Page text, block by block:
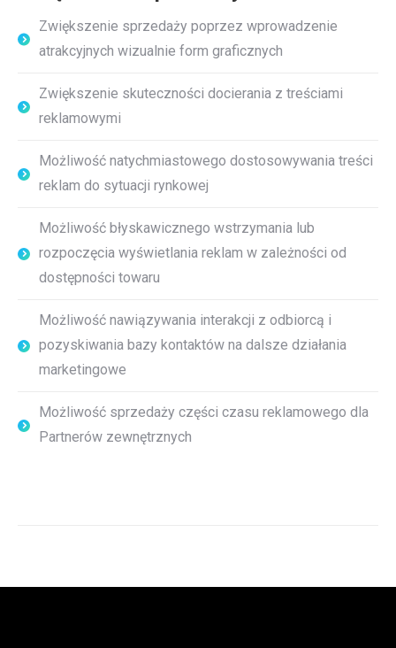
Zwiększenie sprzedaży poprzez wprowadzenie
atrakcyjnych wizualnie form graficznych
Zwiększenie skuteczności docierania z treściami
reklamowymi
Możliwość natychmiastowego dostosowywania treści
reklam do sytuacji rynkowej
Możliwość błyskawicznego wstrzymania lub
rozpoczęcia wyświetlania reklam w zależności od
dostępności towaru
Możliwość nawiązywania interakcji z odbiorcą i
pozyskiwania bazy kontaktów na dalsze działania
marketingowe
Możliwość sprzedaży części czasu reklamowego dla
Partnerów zewnętrznych